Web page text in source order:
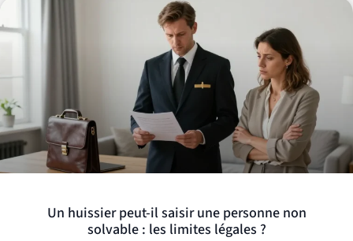
Un huissier peut-il saisir une personne non
solvable : les limites légales ?